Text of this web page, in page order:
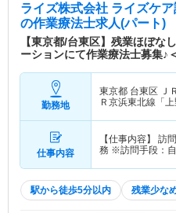
ライズ株式会社 ライズケ
の作業療法士求人(パート)
【東京都/台東区】残業ほぼ
ーションにて作業療法士募集♪
勤務地
東京都 台東区 Ｊ
Ｒ京浜東北線「
仕事内容
【仕事内容】 訪
務 ※訪問手段：
駅から徒歩5分以内 残業少な